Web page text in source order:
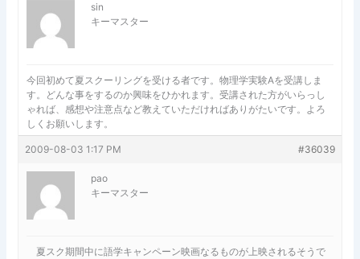
sin
キーマスター
今回初めて夏スクーリングを受ける者です。物理学実験Aを受講しま
す。どんな事をするのか興味をひかれます。受講された方がいらっし
ゃれば、感想や注意点など教えていただければありがたいです。よろ
しくお願いします。
2009-08-03 1:17 PM #36039
pao
キーマスター
夏スク期間中に語学キャンペーン映画なるものが上映されるそうで